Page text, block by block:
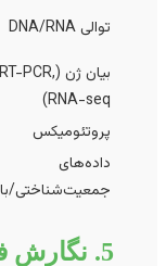
بیان ژن (RT-PCR,
RNA-seq)
پروتئومیکس
داده‌های
جمعیت‌شناختی/بالینی